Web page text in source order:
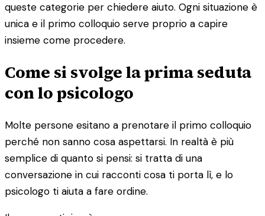
queste categorie per chiedere aiuto. Ogni situazione è
unica e il primo colloquio serve proprio a capire
insieme come procedere.
Come si svolge la prima seduta
con lo psicologo
Molte persone esitano a prenotare il primo colloquio
perché non sanno cosa aspettarsi. In realtà è più
semplice di quanto si pensi: si tratta di una
conversazione in cui racconti cosa ti porta lì, e lo
psicologo ti aiuta a fare ordine.